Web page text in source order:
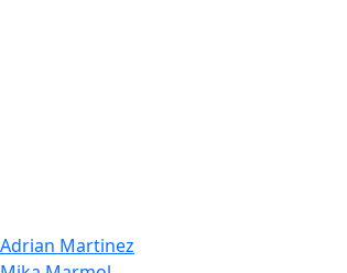
Navigation
Adrian Martinez